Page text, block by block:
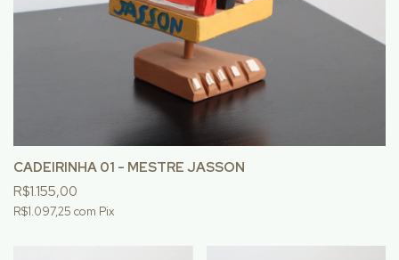
CADEIRINHA 01 - MESTRE JASSON
R$1.155,00
R$1.097,25 com Pix